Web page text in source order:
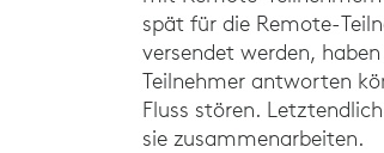
spät für die Remote-
versendet werden,
Teilnehmer antworten
Fluss stören.
sie zusammenarbeiten.